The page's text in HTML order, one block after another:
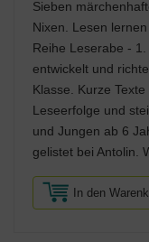
Sieben
Nixen. Lesen
Reihe Leserabe -
entwickelt und
Klasse. Kurze
Leseerfolge und
und Jungen ab 6
gelistet bei Antolin.
In den